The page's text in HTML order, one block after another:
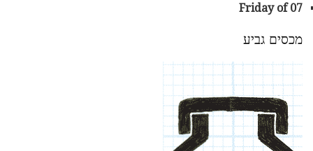
Friday of 07
מכסים גביע